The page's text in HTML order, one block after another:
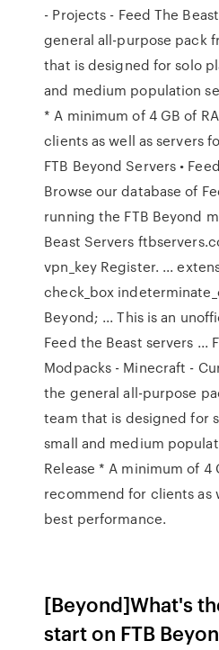
- Projects - Feed The
general all-purpose pack
that is designed for solo
and medium population
* A minimum of 4 GB of
clients as well as servers
FTB Beyond Servers •
Browse our database of
running the FTB Beyond
Beast Servers
vpn_key Register. ...
check_box
Beyond; ... This is an
Feed the Beast servers ...
Modpacks - Minecraft -
the general all-purpose
team that is designed for
small and medium
Release * A minimum of 4
recommend for clients as
best performance.
[Beyond]What's
start on FTB